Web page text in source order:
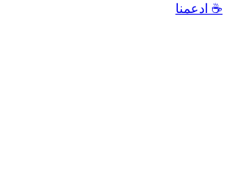
☕ ادعمنا